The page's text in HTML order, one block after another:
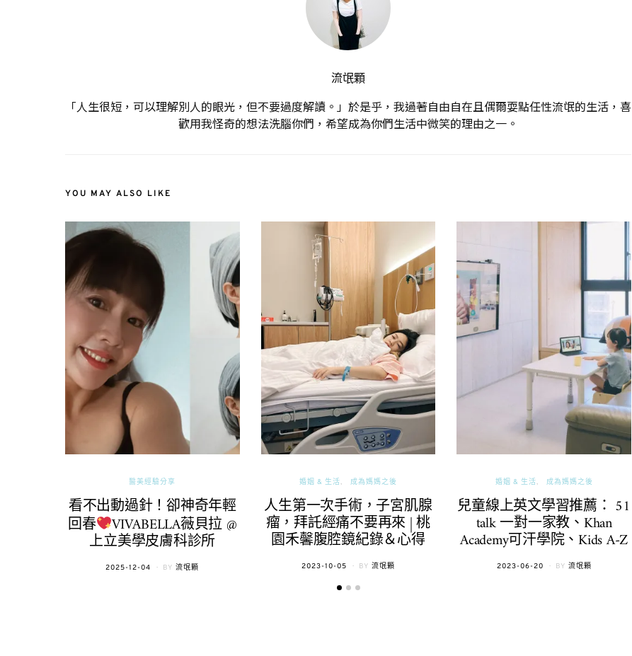
流氓顆
「人生很短，可以理解別人的眼光，但不要過度解讀。」於是乎，我過著自由自在且偶爾耍點任性流氓的生活，喜
歡用我怪奇的想法洗腦你們，希望成為你們生活中微笑的理由之一。
YOU MAY ALSO LIKE
醫美經驗分享
看不出動過針！卻神奇年輕
回春 VIVABELLA薇貝拉 @
上立美學皮膚科診所
POSTED
2025-12-04 BY 流氓顆
婚姻 & 生活 成為媽媽之後
人生第一次手術，子宮肌腺
瘤，拜託經痛不要再來 | 桃
園禾馨腹腔鏡紀錄＆心得
POSTED
2023-10-05 BY 流氓顆
婚姻 & 生活 成為媽媽之後
兒童線上英文學習推薦： 51
talk 一對一家教、Khan
Academy可汗學院、Kids A-Z
POSTED
2023-06-20 BY 流氓顆